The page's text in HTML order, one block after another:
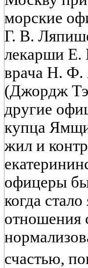
морские
Г. В.
лекарши Е.
врача Н. Ф.
(Джордж
другие
купца
жил и
офицеры
когда
отношения
счастью,